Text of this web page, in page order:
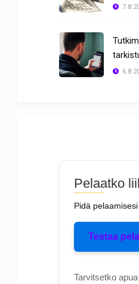
Pelaatko
Pidä
Testaa
Tarvitsetko